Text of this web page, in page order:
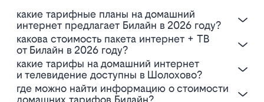
Какие тарифные планы на домашний
интернет предлагает Билайн в 2026 году?
Какова стоимость пакета интернет + ТВ
от Билайн в 2026 году?
Какие тарифы на домашний интернет
и телевидение доступны в Шолохово?
Где можно найти информацию о стоимости
домашних тарифов Билайн?